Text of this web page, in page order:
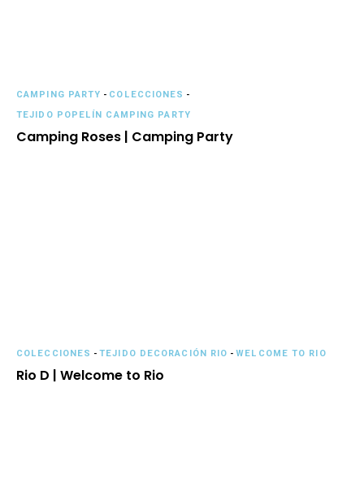
CAMPING PARTY - COLECCIONES -
TEJIDO POPELÍN CAMPING PARTY
Camping Roses | Camping Party
COLECCIONES -TEJIDO DECORACIÓN RIO -WELCOME TO RIO
Rio D | Welcome to Rio